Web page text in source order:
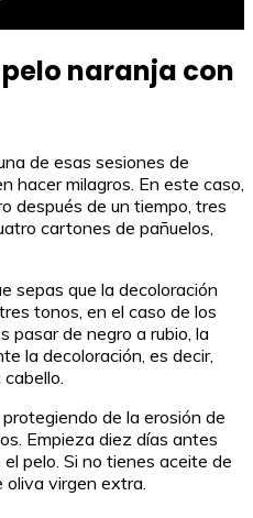
naranja con
de esas sesiones de
hacer milagros. En este caso,
después de un tiempo, tres
cartones de pañuelos,
sepas que la decoloración
tonos, en el caso de los
pasar de negro a rubio, la
la decoloración, es decir,
de la erosión de
Empieza diez días antes
pelo. Si no tienes aceite de
virgen extra.